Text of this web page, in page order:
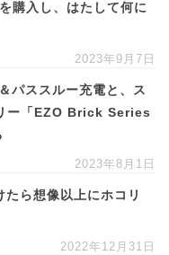
購入し、はたして何に
2023年9月7日
パススルー充電と、ス
ー「EZO Brick Series
2023年8月1日
ら想像以上にホコリ
2022年12月31日